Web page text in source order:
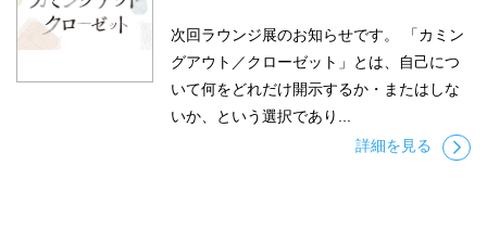
次回ラウンジ展のお知らせです。 「カミン
グアウト／クローゼット」とは、自己につ
いて何をどれだけ開示するか・またはしな
いか、という選択であり...
詳細を見る